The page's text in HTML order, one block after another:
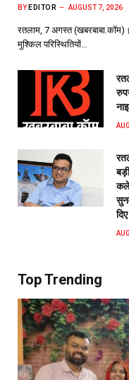
BY EDITOR AUGUST 7, 2026
रतलाम, 7 अगस्त
मुश्किल परिस्थितियों…
Top Trending